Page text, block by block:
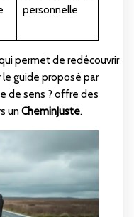
personnelle
permet de redécouvrir
le guide proposé par
de sens ? offre des
unCheminJuste.